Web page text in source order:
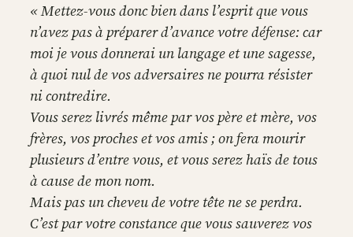
« Mettez-vous donc bien dans l’esprit que vous
n’avez pas à préparer d’avance votre défense: car
moi je vous donnerai un langage et une sagesse,
à quoi nul de vos adversaires ne pourra résister
ni contredire.
Vous serez livrés même par vos père et mère, vos
frères, vos proches et vos amis ; on fera mourir
plusieurs d’entre vous, et vous serez haïs de tous
à cause de mon nom.
Mais pas un cheveu de votre tête ne se perdra.
C’est par votre constance que vous sauverez vos